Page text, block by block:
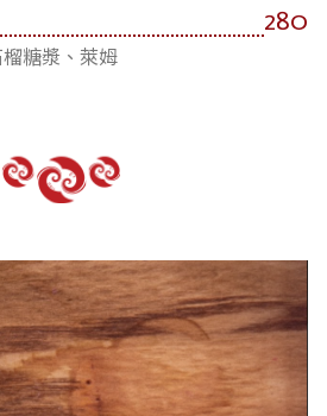
280
糖漿、萊姆